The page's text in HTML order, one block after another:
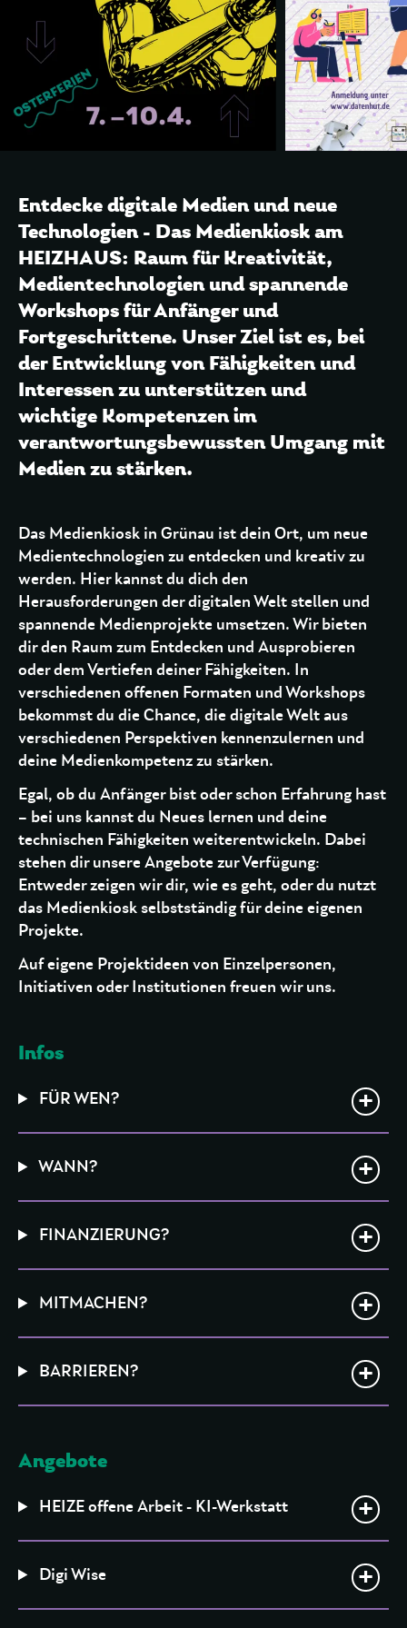
Entdecke digitale Medien und neue
Technologien - Das Medienkiosk am
HEIZHAUS: Raum für Kreativität,
Medientechnologien und spannende
Workshops für Anfänger und
Fortgeschrittene. Unser Ziel ist es, bei
der Entwicklung von Fähigkeiten und
Interessen zu unterstützen und
wichtige Kompetenzen im
verantwortungsbewussten Umgang mit
Medien zu stärken.
Das Medienkiosk in Grünau ist dein Ort, um neue
Medientechnologien zu entdecken und kreativ zu
werden. Hier kannst du dich den
Herausforderungen der digitalen Welt stellen und
spannende Medienprojekte umsetzen. Wir bieten
dir den Raum zum Entdecken und Ausprobieren
oder dem Vertiefen deiner Fähigkeiten. In
verschiedenen offenen Formaten und Workshops
bekommst du die Chance, die digitale Welt aus
verschiedenen Perspektiven kennenzulernen und
deine Medienkompetenz zu stärken.
Egal, ob du Anfänger bist oder schon Erfahrung hast
– bei uns kannst du Neues lernen und deine
technischen Fähigkeiten weiterentwickeln. Dabei
stehen dir unsere Angebote zur Verfügung:
Entweder zeigen wir dir, wie es geht, oder du nutzt
das Medienkiosk selbstständig für deine eigenen
Projekte.
Auf eigene Projektideen von Einzelpersonen,
Initiativen oder Institutionen freuen wir uns.
Infos
FÜR WEN?
WANN?
FINANZIERUNG?
MITMACHEN?
BARRIEREN?
Angebote
HEIZE offene Arbeit - KI-Werkstatt
Digi Wise